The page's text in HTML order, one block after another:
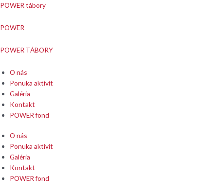
Preskočiť
obsah
POWER tábory
POWER
POWER TÁBORY
Menu
O nás
Ponuka aktivít
Galéria
Kontakt
POWER fond
Menu
O nás
Ponuka aktivít
Galéria
Kontakt
POWER fond